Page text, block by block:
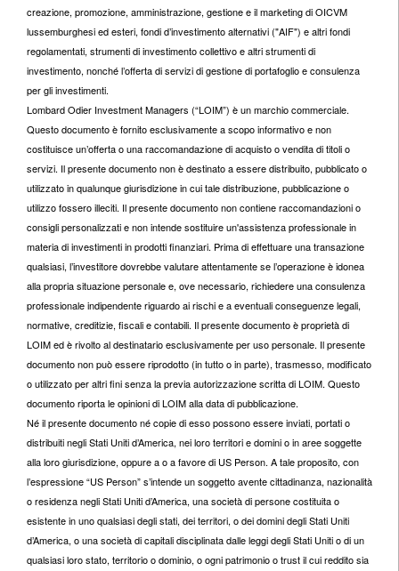
creazione, promozione, amministrazione, gestione e il marketing di OICVM
lussemburghesi ed esteri, fondi d’investimento alternativi ("AIF") e altri fondi
regolamentati, strumenti di investimento collettivo e altri strumenti di
investimento, nonché l’offerta di servizi di gestione di portafoglio e consulenza
per gli investimenti.
Lombard Odier Investment Managers (“LOIM”) è un marchio commerciale.
Questo documento è fornito esclusivamente a scopo informativo e non
costituisce un’offerta o una raccomandazione di acquisto o vendita di titoli o
servizi. Il presente documento non è destinato a essere distribuito, pubblicato o
utilizzato in qualunque giurisdizione in cui tale distribuzione, pubblicazione o
utilizzo fossero illeciti. Il presente documento non contiene raccomandazioni o
consigli personalizzati e non intende sostituire un'assistenza professionale in
materia di investimenti in prodotti finanziari. Prima di effettuare una transazione
qualsiasi, l’investitore dovrebbe valutare attentamente se l’operazione è idonea
alla propria situazione personale e, ove necessario, richiedere una consulenza
professionale indipendente riguardo ai rischi e a eventuali conseguenze legali,
normative, creditizie, fiscali e contabili. Il presente documento è proprietà di
LOIM ed è rivolto al destinatario esclusivamente per uso personale. Il presente
documento non può essere riprodotto (in tutto o in parte), trasmesso, modificato
o utilizzato per altri fini senza la previa autorizzazione scritta di LOIM. Questo
documento riporta le opinioni di LOIM alla data di pubblicazione.
Né il presente documento né copie di esso possono essere inviati, portati o
distribuiti negli Stati Uniti d’America, nei loro territori e domini o in aree soggette
alla loro giurisdizione, oppure a o a favore di US Person. A tale proposito, con
l’espressione “US Person” s’intende un soggetto avente cittadinanza, nazionalità
o residenza negli Stati Uniti d’America, una società di persone costituita o
esistente in uno qualsiasi degli stati, dei territori, o dei domini degli Stati Uniti
d’America, o una società di capitali disciplinata dalle leggi degli Stati Uniti o di un
qualsiasi loro stato, territorio o dominio, o ogni patrimonio o trust il cui reddito sia